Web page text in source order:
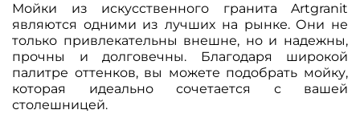
Мойки из искусственного гранита Artgranit
являются одними из лучших на рынке. Они не
только привлекательны внешне, но и надежны,
прочны и долговечны. Благодаря широкой
палитре оттенков, вы можете подобрать мойку,
которая идеально сочетается с вашей
столешницей.